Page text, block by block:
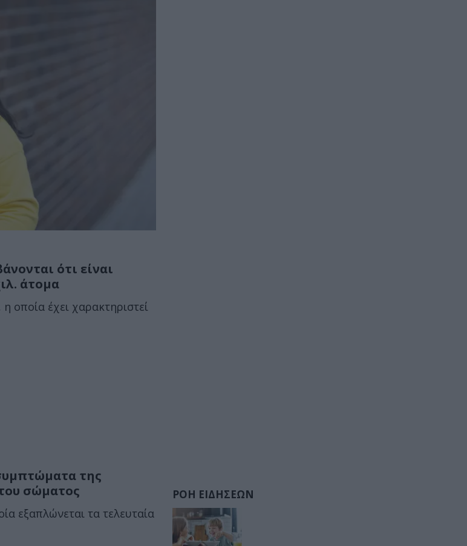
ότι είναι
άτομα
οποία έχει χαρακτηριστεί
της
σώματος
εξαπλώνεται τα τελευταία
ΡΟΗ ΕΙΔΗΣΕΩΝ